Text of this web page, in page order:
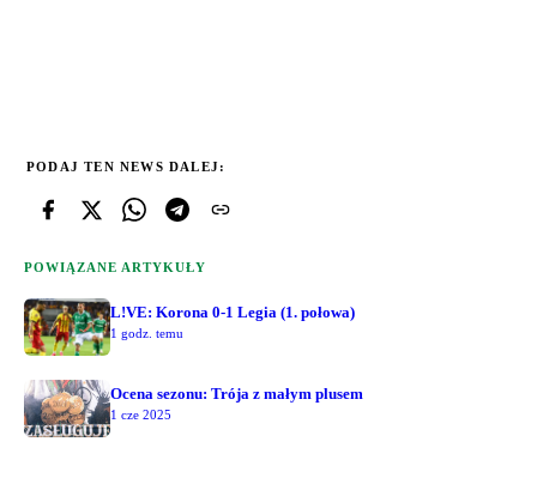
PODAJ TEN NEWS DALEJ:
POWIĄZANE ARTYKUŁY
L!VE: Korona 0-1 Legia (1. połowa)
1 godz. temu
Ocena sezonu: Trója z małym plusem
1 cze 2025